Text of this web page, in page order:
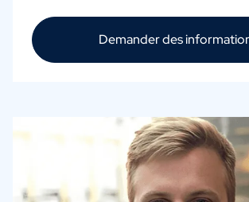
Demander des